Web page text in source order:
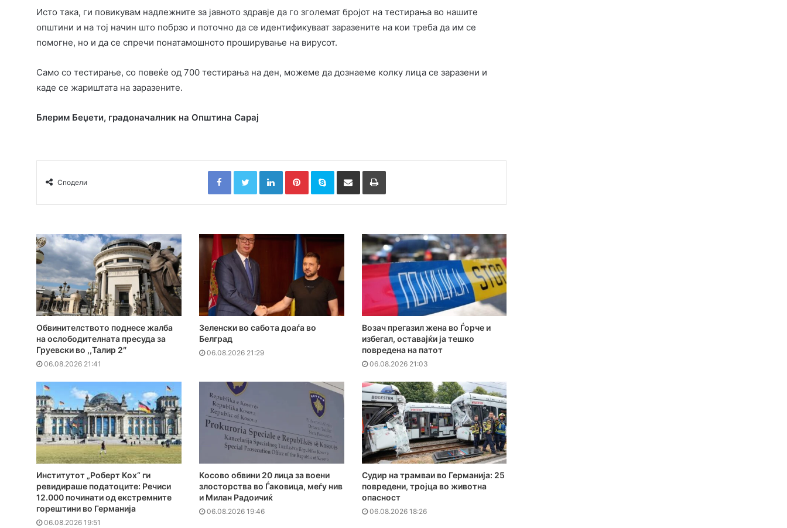
Исто така, ги повикувам надлежните за јавното здравје да го зголемат бројот на тестирања во нашите
општини и на тој начин што побрзо и поточно да се идентификуваат заразените на кои треба да им се
помогне, но и да се спречи понатамошното проширување на вирусот.
Само со тестирање, со повеќе од 700 тестирања на ден, можеме да дознаеме колку лица се заразени и
каде се жариштата на заразените.
Блерим Беџети, градоначалник на Општина Сарај
Сподели
FacebookTwitterLinkedInPinterestSkype Сподели преку Е-маил Испринтај
Обвинителството поднесе жалба
на ослободителната пресуда за
Груевски во ,,Талир 2″
06.08.2026 21:41
Зеленски во сабота доаѓа во
Белград
06.08.2026 21:29
Возач прегазил жена во Ѓорче и
избегал, оставајќи ја тешко
повредена на патот
06.08.2026 21:03
Институтот „Роберт Кох“ ги
ревидираше податоците: Речиси
12.000 починати од екстремните
горештини во Германија
06.08.2026 19:51
Косово обвини 20 лица за воени
злосторства во Ѓаковица, меѓу нив
и Милан Радоичиќ
06.08.2026 19:46
Судир на трамваи во Германија: 25
повредени, тројца во животна
опасност
06.08.2026 18:26